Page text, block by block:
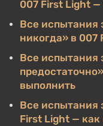
007 First Light
Все испытания
никогда» в
Все испытания
выполнить
Все испытания
First Light — как